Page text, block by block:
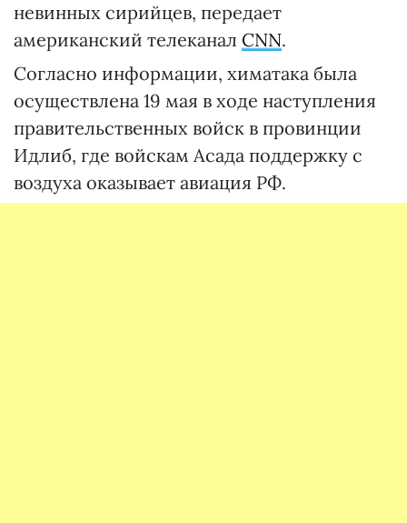
невинных сирийцев, передает
американский телеканал CNN.
Согласно информации, химатака была
осуществлена 19 мая в ходе наступления
правительственных войск в провинции
Идлиб, где войскам Асада поддержку с
воздуха оказывает авиация РФ.